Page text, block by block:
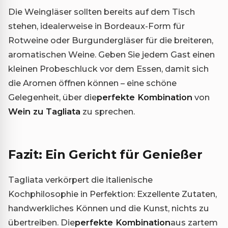
Die Weingläser sollten bereits auf dem Tisch
stehen, idealerweise in Bordeaux-Form für
Rotweine oder Burgundergläser für die breiteren,
aromatischen Weine. Geben Sie jedem Gast einen
kleinen Probeschluck vor dem Essen, damit sich
die Aromen öffnen können – eine schöne
Gelegenheit, über dieperfekte Kombination von
Wein zu Tagliata zu sprechen.
Fazit: Ein Gericht für Genießer
Tagliata verkörpert die italienische
Kochphilosophie in Perfektion: Exzellente Zutaten,
handwerkliches Können und die Kunst, nichts zu
übertreiben. Dieperfekte Kombinationaus zartem